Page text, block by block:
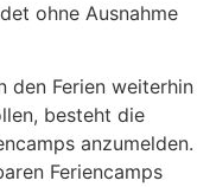
ohne Ausnahme
den Ferien weiterhin
besteht die
anzumelden.
Feriencamps